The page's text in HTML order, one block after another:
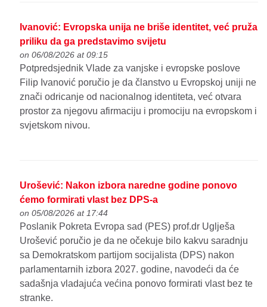
Ivanović: Evropska unija ne briše identitet, već pruža
priliku da ga predstavimo svijetu
on 06/08/2026 at 09:15
Potpredsjednik Vlade za vanjske i evropske poslove
Filip Ivanović poručio je da članstvo u Evropskoj uniji ne
znači odricanje od nacionalnog identiteta, već otvara
prostor za njegovu afirmaciju i promociju na evropskom i
svjetskom nivou.
Urošević: Nakon izbora naredne godine ponovo
ćemo formirati vlast bez DPS-a
on 05/08/2026 at 17:44
Poslanik Pokreta Evropa sad (PES) prof.dr Uglješa
Urošević poručio je da ne očekuje bilo kakvu saradnju
sa Demokratskom partijom socijalista (DPS) nakon
parlamentarnih izbora 2027. godine, navodeći da će
sadašnja vladajuća većina ponovo formirati vlast bez te
stranke.